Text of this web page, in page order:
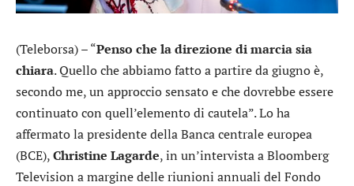
(Teleborsa) – “Penso che la direzione di marcia sia
chiara. Quello che abbiamo fatto a partire da giugno è,
secondo me, un approccio sensato e che dovrebbe essere
continuato con quell’elemento di cautela”. Lo ha
affermato la presidente della Banca centrale europea
(BCE),Christine Lagarde, in un’intervista a Bloomberg
Television a margine delle riunioni annuali del Fondo